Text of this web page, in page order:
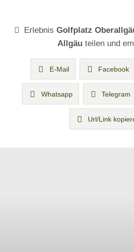
ErlebnisGolfplatz
Allgäuteilen und
E-Mail Facebook
Whatsapp Telegram
Url/Link